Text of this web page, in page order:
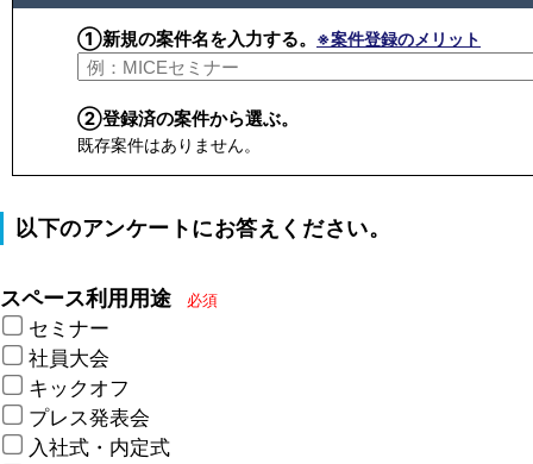
①新規の案件名を入力する。 ※案件登録のメリット
②登録済の案件から選ぶ。
既存案件はありません。
以下のアンケートにお答えください。
スペース利用用途 必須
セミナー
社員大会
キックオフ
プレス発表会
入社式・内定式